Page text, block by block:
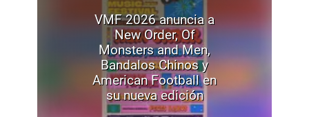
VMF 2026 anuncia a
New Order, Of
Monsters and Men,
Bandalos Chinos y
American Football en
su nueva edición